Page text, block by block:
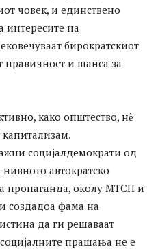
човек, и единствено
интересите на
бирократскиот
правичност и шанса за
како општество, нѐ
капитализам.
социјалдемократи од
автократско
пропаганда, околу МТСП и
создадоа фама на
да ги решаваат
прашања не е